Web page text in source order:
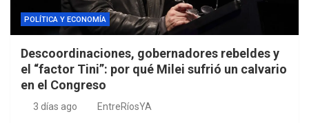
POLÍTICA Y ECONOMÍA
Descoordinaciones, gobernadores rebeldes y
el “factor Tini”: por qué Milei sufrió un calvario
en el Congreso
3 días ago EntreRíosYA